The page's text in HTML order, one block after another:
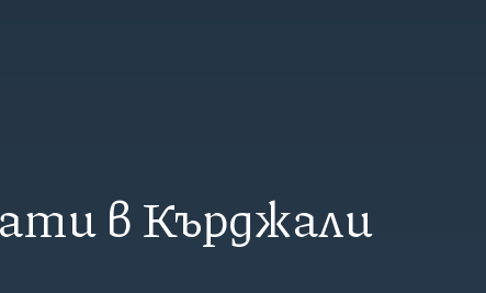
в Кърджали